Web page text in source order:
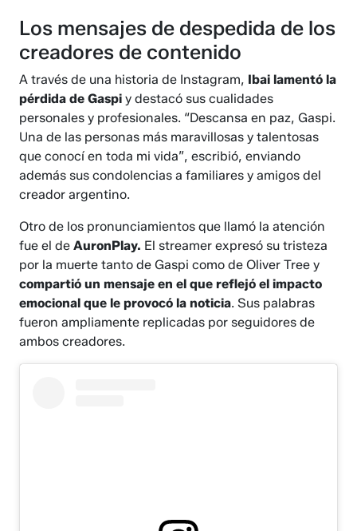
Los mensajes de despedida de los
creadores de contenido
A través de una historia de Instagram, Ibai lamentó la
pérdida de Gaspi y destacó sus cualidades
personales y profesionales. “Descansa en paz, Gaspi.
Una de las personas más maravillosas y talentosas
que conocí en toda mi vida”, escribió, enviando
además sus condolencias a familiares y amigos del
creador argentino.
Otro de los pronunciamientos que llamó la atención
fue el deAuronPlay. El streamer expresó su tristeza
por la muerte tanto de Gaspi como de Oliver Tree y
compartió un mensaje en el que reflejó el impacto
emocional que le provocó la noticia. Sus palabras
fueron ampliamente replicadas por seguidores de
ambos creadores.